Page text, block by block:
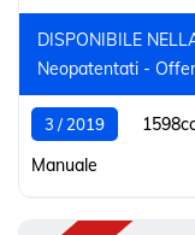
DISPONIBILE
Neopatentati -
3 / 2019
Manuale